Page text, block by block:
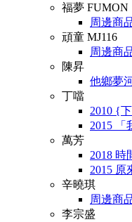
福夢 FUMON
周邊商
頑童 MJ116
周邊商
陳昇
他鄉夢
丁噹
2010 {
2015 「
萬芳
2018 時
2015 原
辛曉琪
周邊商
李宗盛